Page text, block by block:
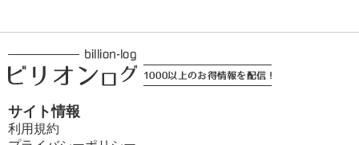
サイト情報
利用規約